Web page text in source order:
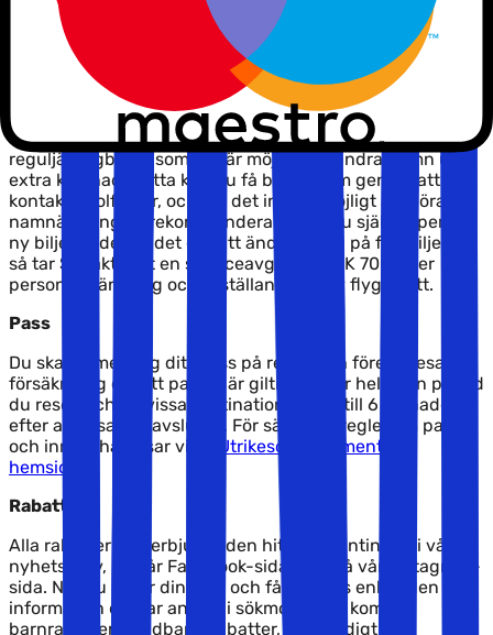
Skulle du vilja överlåta din resa till annan person ombes
du kontakta oss. Vid överlåtande av en resa tillkommer
det en serviceavgift på SEK 400,- per person. Har du
bokat en resa med flyg som du vill överlåta kan det
tillkomma avgifter samt eventuella prisökningar på
flygbiljetten från flygbolagets sida, dessa tillägg måste
du själv stå för, och det är bara på enstaka
reguljärflygbolag som det är möjligt att ändra namn utan
extra kostnad. Detta kan du få besked om genom att
kontakta Solfaktor, och om det inte är möjligt att göra en
namnändring så rekommenderar vi att du själv köper en
ny biljett. I de fall det går att ändra namn på flygbiljetten
så tar Solfaktor ut en serviceavgift på SEK 700,- per
person för ändring och utställande av ny flygbiljett.
Pass
Du ska ha med dig ditt pass på resan och före avresa
försäkra dig om att passet är giltigt under hela den period
du reser, och på vissa destinationer upp till 6 månader
efter att resan är avslutad. För särskilda regler om pass
och inresa hänvisar vi till
Utrikesdepartementets
hemsida
Rabatter
Alla rabatter och erbjudanden hittar du antingen i vårt
nyhetsbrev, på vår Facebook-sida eller på vår Instagram-
sida. När du söker din resa och får ett pris enligt den
information du har angett i sökmotorn så kommer
barnrabatter, spädbarnsrabatter, boka-tidigt-